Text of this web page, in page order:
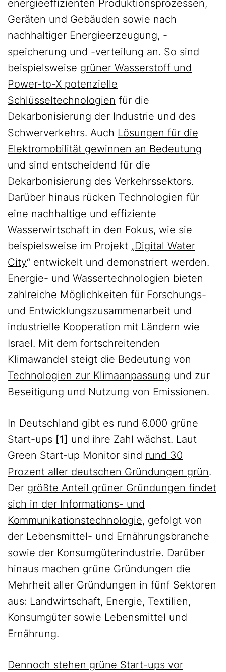
energieeffizienten Produktionsprozessen,
Geräten und Gebäuden sowie nach
nachhaltiger Energieerzeugung, -
speicherung und -verteilung an. So sind
beispielsweise grüner Wasserstoff und
Power-to-X potenzielle
Schlüsseltechnologien für die
Dekarbonisierung der Industrie und des
Schwerverkehrs. Auch Lösungen für die
Elektromobilität gewinnen an Bedeutung
und sind entscheidend für die
Dekarbonisierung des Verkehrssektors.
Darüber hinaus rücken Technologien für
eine nachhaltige und effiziente
Wasserwirtschaft in den Fokus, wie sie
beispielsweise im Projekt „Digital Water
City“ entwickelt und demonstriert werden.
Energie- und Wassertechnologien bieten
zahlreiche Möglichkeiten für Forschungs-
und Entwicklungszusammenarbeit und
industrielle Kooperation mit Ländern wie
Israel. Mit dem fortschreitenden
Klimawandel steigt die Bedeutung von
Technologien zur Klimaanpassung und zur
Beseitigung und Nutzung von Emissionen.
In Deutschland gibt es rund 6.000 grüne
Start-ups [1] und ihre Zahl wächst. Laut
Green Start-up Monitor sind rund 30
Prozent aller deutschen Gründungen grün.
Der größte Anteil grüner Gründungen findet
sich in der Informations- und
Kommunikationstechnologie, gefolgt von
der Lebensmittel- und Ernährungsbranche
sowie der Konsumgüterindustrie. Darüber
hinaus machen grüne Gründungen die
Mehrheit aller Gründungen in fünf Sektoren
aus: Landwirtschaft, Energie, Textilien,
Konsumgüter sowie Lebensmittel und
Ernährung.
Dennoch stehen grüne Start-ups vor